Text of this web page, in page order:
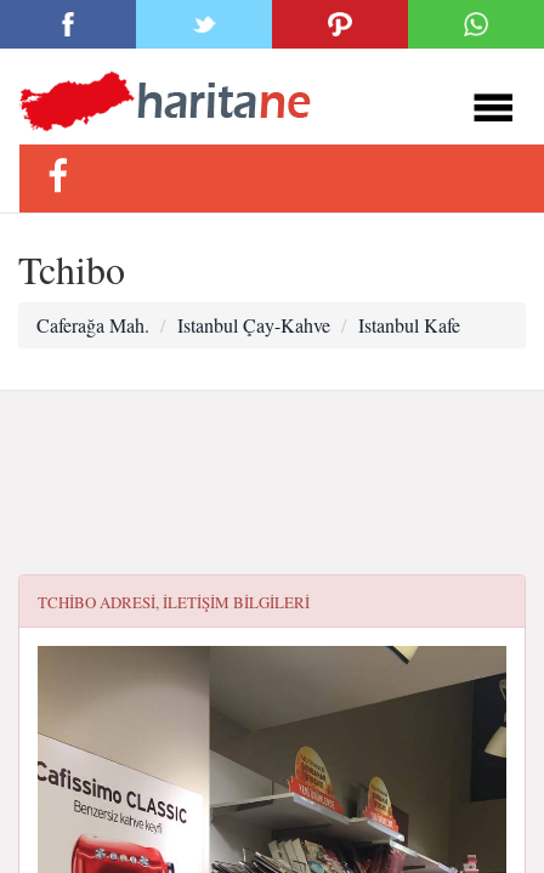
Tchibo
Caferağa Mah. Istanbul Çay-Kahve Istanbul Kafe
TCHIBOADRESI, ILETIŞIM BILGILERI